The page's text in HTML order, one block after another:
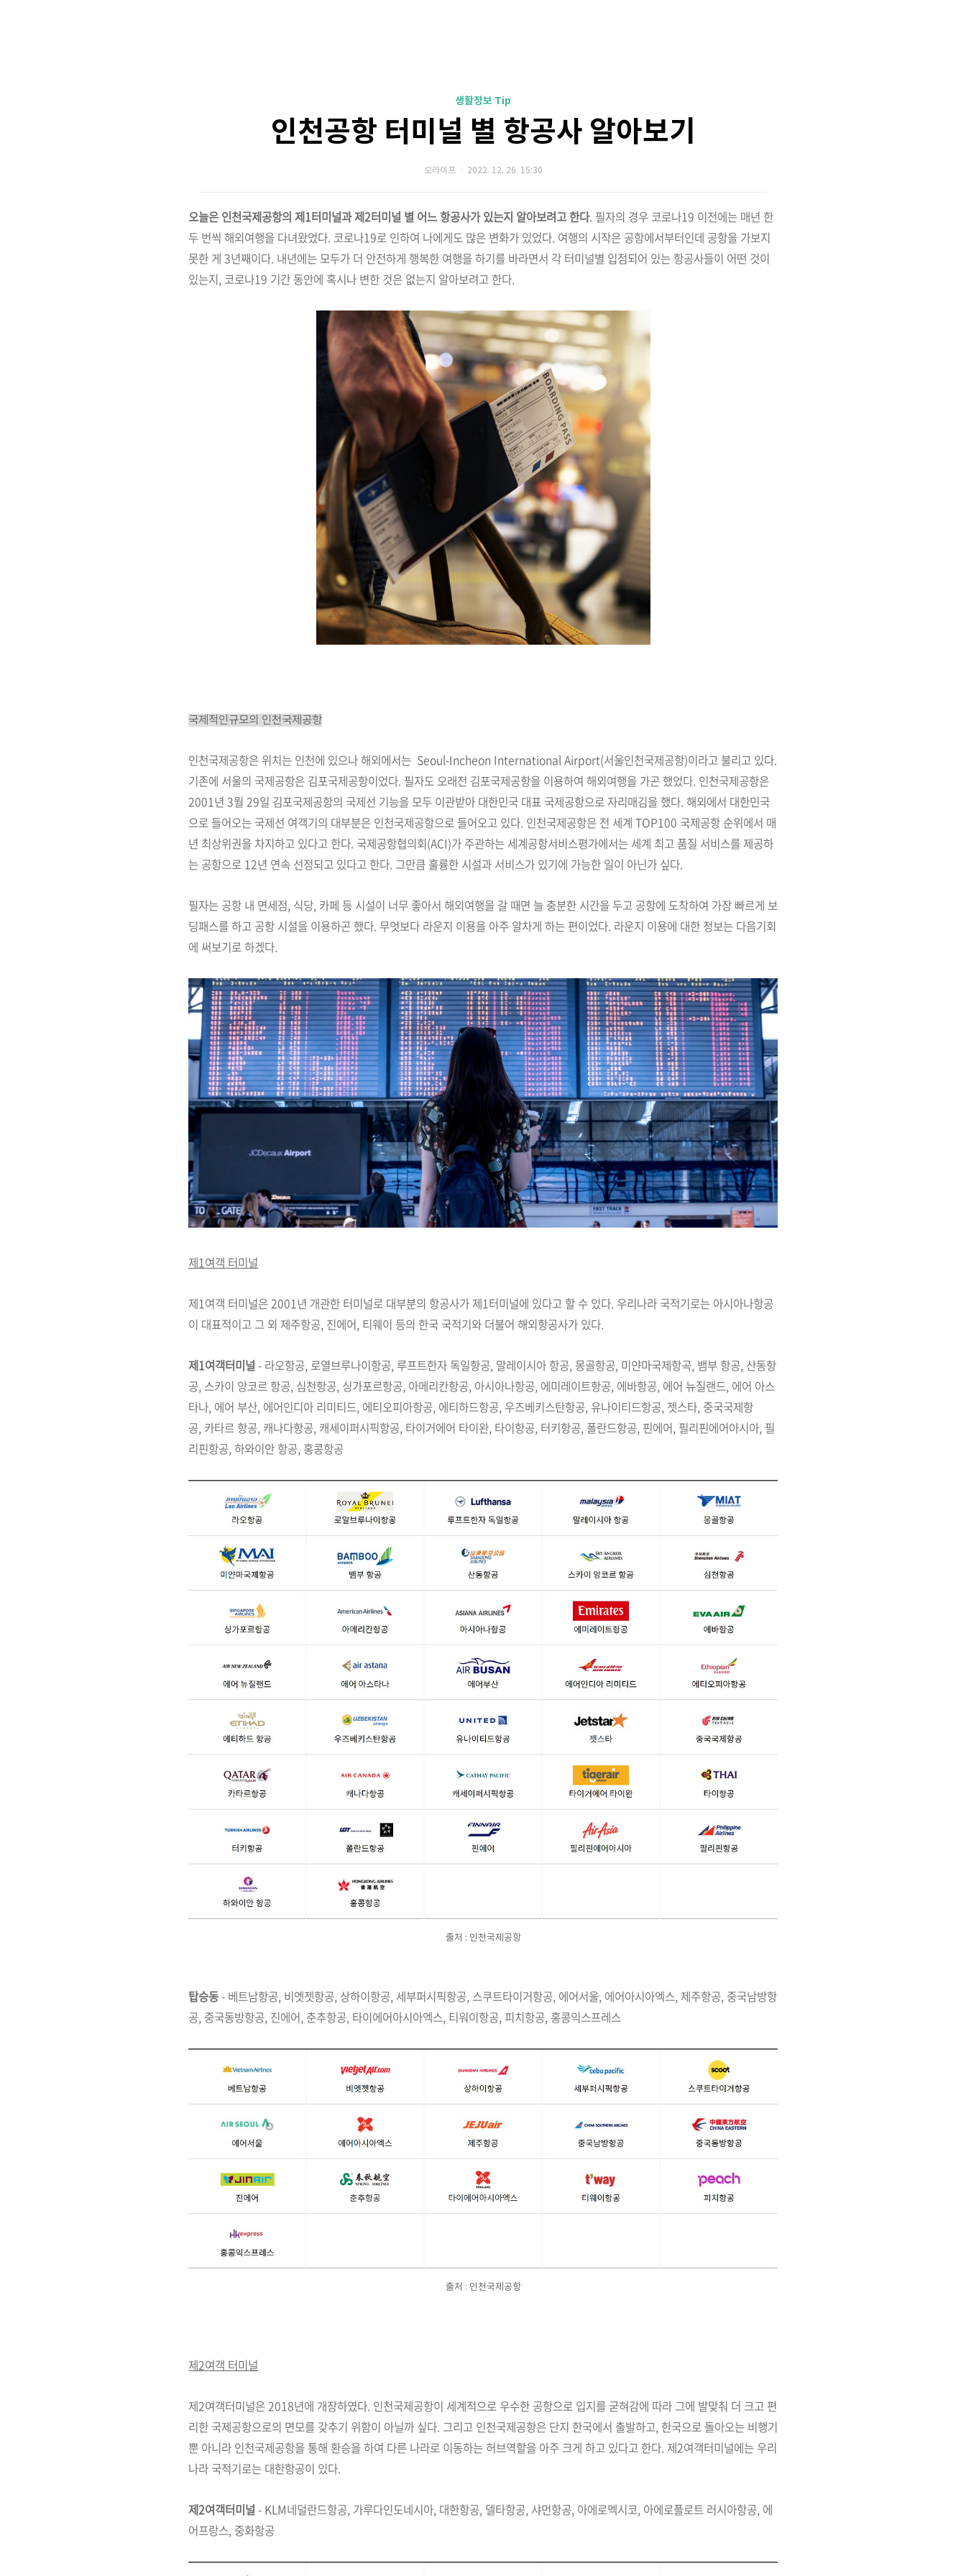
생활정보 Tip
인천공항 터미널 별 항공사 알아보기
오라이프 2022. 12. 26. 15:30
오늘은 인천국제공항의 제1터미널과 제2터미널 별 어느 항공사가 있는지 알아보려고 한다. 필자의 경우 코로나19 이전에는 매년 한
두 번씩 해외여행을 다녀왔었다. 코로나19로 인하여 나에게도 많은 변화가 있었다. 여행의 시작은 공항에서부터인데 공항을 가보지
못한 게 3년째이다. 내년에는 모두가 더 안전하게 행복한 여행을 하기를 바라면서 각 터미널별 입점되어 있는 항공사들이 어떤 것이
있는지, 코로나19 기간 동안에 혹시나 변한 것은 없는지 알아보려고 한다.
국제적인규모의 인천국제공항
인천국제공항은 위치는 인천에 있으나 해외에서는 Seoul-Incheon International Airport(서울인천국제공항)이라고 불리고 있다.
기존에 서울의 국제공항은 김포국제공항이었다. 필자도 오래전 김포국제공항을 이용하여 해외여행을 가곤 했었다. 인천국제공항은
2001년 3월 29일 김포국제공항의 국제선 기능을 모두 이관받아 대한민국 대표 국제공항으로 자리매김을 했다. 해외에서 대한민국
으로 들어오는 국제선 여객기의 대부분은 인천국제공항으로 들어오고 있다. 인천국제공항은 전 세계 TOP100 국제공항 순위에서 매
년 최상위권을 차지하고 있다고 한다. 국제공항협의회(ACI)가 주관하는 세계공항서비스평가에서는 세계 최고 품질 서비스를 제공하
는 공항으로 12년 연속 선정되고 있다고 한다. 그만큼 훌륭한 시설과 서비스가 있기에 가능한 일이 아닌가 싶다.
필자는 공항 내 면세점, 식당, 카페 등 시설이 너무 좋아서 해외여행을 갈 때면 늘 충분한 시간을 두고 공항에 도착하여 가장 빠르게 보
딩패스를 하고 공항 시설을 이용하곤 했다. 무엇보다 라운지 이용을 아주 알차게 하는 편이었다. 라운지 이용에 대한 정보는 다음기회
에 써보기로 하겠다.
제1여객 터미널
제1여객 터미널은 2001년 개관한 터미널로 대부분의 항공사가 제1터미널에 있다고 할 수 있다. 우리나라 국적기로는 아시아나항공
이 대표적이고 그 외 제주항공, 진에어, 티웨이 등의 한국 국적기와 더불어 해외항공사가 있다.
제1여객터미널 - 라오항공, 로열브루나이항공, 루프트한자 독일항공, 말레이시아 항공, 몽골항공, 미얀마국제항곡, 뱀부 항공, 산동항
공, 스카이 앙코르 항공, 심천항공, 싱가포르항공, 아메리칸항공, 아시아나항공, 에미레이트항공, 에바항공, 에어 뉴질랜드, 에어 아스
타나, 에어 부산, 에어인디아 리미티드, 에티오피아항공, 에티하드항공, 우즈베키스탄항공, 유나이티드항공, 젯스타, 중국국제항
공, 카타르 항공, 캐나다항공, 캐세이퍼시픽항공, 타이거에어 타이완, 타이항공, 터키항공, 폴란드항공, 핀에어, 필리핀에어아시아, 필
리핀항공, 하와이안 항공, 홍콩항공
출처 : 인천국제공항
탑승동- 베트남항공, 비엣젯항공, 상하이항공, 세부퍼시픽항공, 스쿠트타이거항공, 에어서울, 에어아시아엑스, 제주항공, 중국남방항
공, 중국동방항공, 진에어, 춘추항공, 타이에어아시아엑스, 티워이항공, 피치항공, 홍콩익스프레스
출처 : 인천국제공항
제2여객 터미널
제2여객터미널은 2018년에 개장하였다. 인천국제공항이 세계적으로 우수한 공항으로 입지를 굳혀감에 따라 그에 발맞춰 더 크고 편
리한 국제공항으로의 면모를 갖추기 위함이 아닐까 싶다. 그리고 인천국제공항은 단지 한국에서 출발하고, 한국으로 돌아오는 비행기
뿐 아니라 인천국제공항을 통해 환승을 하여 다른 나라로 이동하는 허브역할을 아주 크게 하고 있다고 한다. 제2여객터미널에는 우리
나라 국적기로는 대한항공이 있다.
제2여객터미널 - KLM네덜란드항공, 가루다인도네시아, 대한항공, 델타항공, 샤먼항공, 아에로멕시코, 아에로플로트 러시아항공, 에
어프랑스, 중화항공